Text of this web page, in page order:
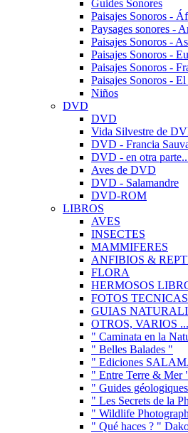
Guides Sonores
Paisajes Sonoros -
Paysages sonores -
Paisajes Sonoros -
Paisajes Sonoros -
Paisajes Sonoros -
Paisajes Sonoros -
Niños
DVD
DVD
Vida Silvestre de
DVD - Francia
DVD - en otra
Aves de DVD
DVD - Salamandre
DVD-ROM
LIBROS
AVES
INSECTES
MAMMIFERES
ANFIBIOS &
FLORA
HERMOSOS
FOTOS TECNICAS
GUIAS
OTROS, VARIOS ...
" Caminata en la
" Belles Balades "
" Ediciones
" Entre Terre & Mer
" Guides
" Les Secrets de la
" Wildlife
" Qué haces ? "